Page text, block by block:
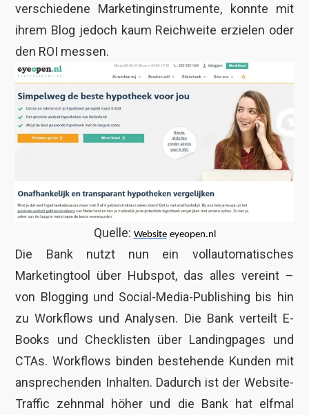
verschiedene Marketinginstrumente, konnte mit
ihrem Blog jedoch kaum Reichweite erzielen oder
den ROI messen.
Quelle: Website eyeopen.nl
Die Bank nutzt nun ein vollautomatisches
Marketingtool über Hubspot, das alles vereint –
von Blogging und Social-Media-Publishing bis hin
zu Workflows und Analysen. Die Bank verteilt E-
Books und Checklisten über Landingpages und
CTAs. Workflows binden bestehende Kunden mit
ansprechenden Inhalten. Dadurch ist der Website-
Traffic zehnmal höher und die Bank hat elfmal